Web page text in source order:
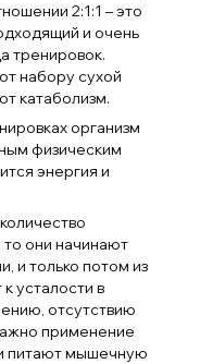
2:1:1 – это
и очень
тренировок.
набору сухой
катаболизм.
организм
физическим
энергия и
они начинают
и только потом из
усталости в
отсутствию
применение
питают мышечную